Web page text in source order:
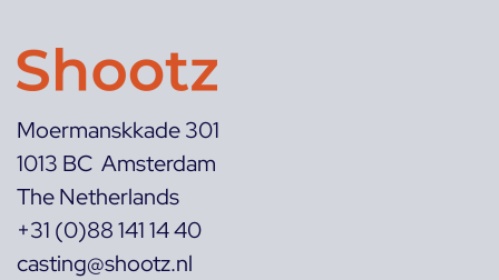
Moermanskkade 301
1013 BC Amsterdam
The Netherlands
+31 (0)88 141 14 40
casting@shootz.nl